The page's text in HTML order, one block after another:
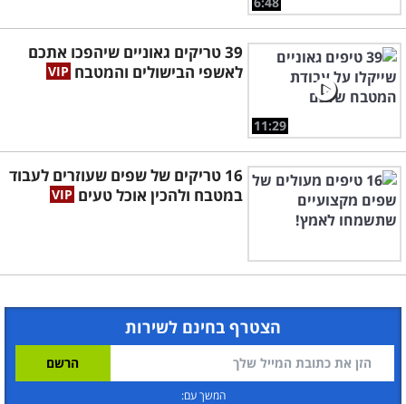
11:29
39 טריקים גאוניים שיהפכו אתכם
לאשפי הבישולים והמטבח
16 טריקים של שפים שעוזרים לעבוד
במטבח ולהכין אוכל טעים
הצטרף בחינם לשירות
המשך עם: